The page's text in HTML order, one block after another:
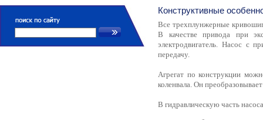
Конструктивные
Все трехплунжерные
В качестве привода при
электродвигатель. Насос с
передачу.
Агрегат по конструкции
коленвала. Он
В гидравлическую часть